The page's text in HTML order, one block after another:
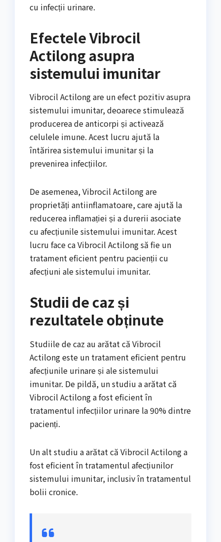
cu infecții urinare.
Efectele Vibrocil
Actilong asupra
sistemului imunitar
Vibrocil Actilong are un efect pozitiv asupra
sistemului imunitar, deoarece stimulează
producerea de anticorpi și activează
celulele imune. Acest lucru ajută la
întărirea sistemului imunitar și la
prevenirea infecțiilor.
De asemenea, Vibrocil Actilong are
proprietăți antiinflamatoare, care ajută la
reducerea inflamației și a durerii asociate
cu afecțiunile sistemului imunitar. Acest
lucru face ca Vibrocil Actilong să fie un
tratament eficient pentru pacienții cu
afecțiuni ale sistemului imunitar.
Studii de caz și
rezultatele obținute
Studiile de caz au arătat că Vibrocil
Actilong este un tratament eficient pentru
afecțiunile urinare și ale sistemului
imunitar. De pildă, un studiu a arătat că
Vibrocil Actilong a fost eficient în
tratamentul infecțiilor urinare la 90% dintre
pacienți.
Un alt studiu a arătat că Vibrocil Actilong a
fost eficient în tratamentul afecțiunilor
sistemului imunitar, inclusiv în tratamentul
bolii cronice.